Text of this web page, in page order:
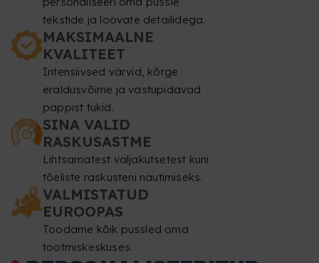
tekstide ja loovate detailidega.
MAKSIMAALNE
KVALITEET
Intensiivsed värvid, kõrge
eraldusvõime ja vastupidavad
pappist tükid.
SINA VALID
RASKUSASTME
Lihtsamatest väljakutsetest kuni
tõeliste raskusteni nautimiseks.
VALMISTATUD
EUROOPAS
Toodame kõik pussled oma
tootmiskeskuses.